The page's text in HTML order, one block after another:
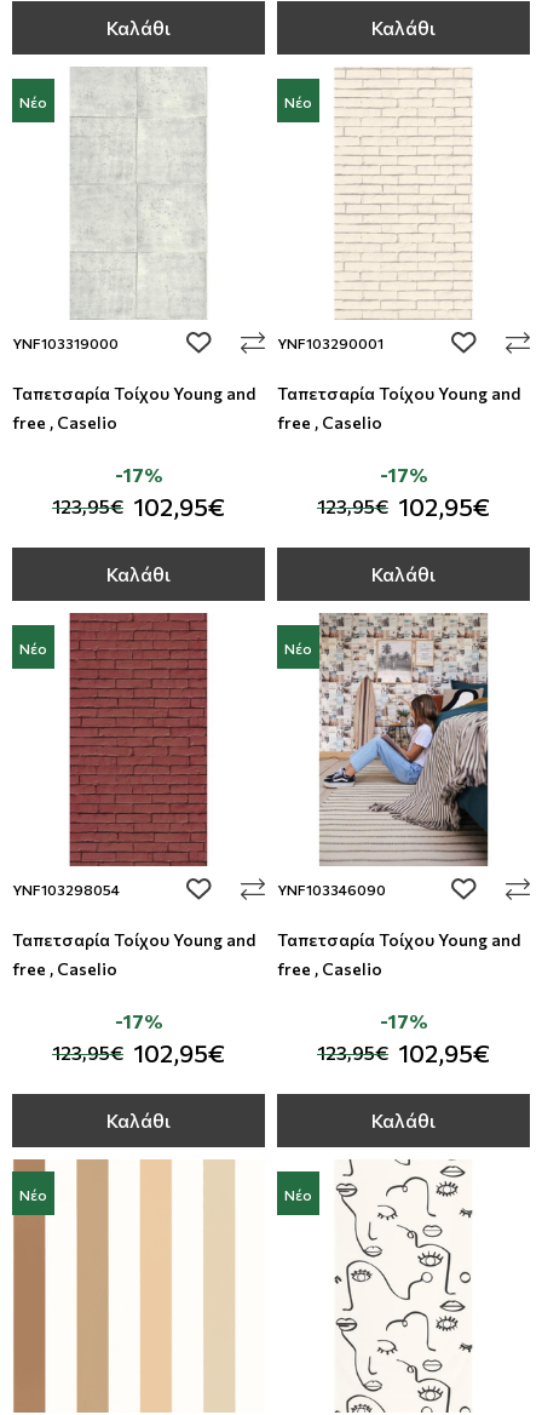
Καλάθι Καλάθι
Νέο
YNF103319000 add to wishlist
Ταπετσαρία Τοίχου Young and
free , Caselio
123,95€ 102,95€
-17%
Καλάθι
Νέο
YNF103290001 add to
Ταπετσαρία Τοίχου Young and
free , Caselio
123,95€ 102,95€
-17%
Καλάθι
Νέο
YNF103298054 add to wishlist
Ταπετσαρία Τοίχου Young and
free , Caselio
123,95€ 102,95€
-17%
Καλάθι
Νέο
YNF103346090 add to
Ταπετσαρία Τοίχου Young and
free , Caselio
123,95€ 102,95€
-17%
Καλάθι
Νέο Νέο